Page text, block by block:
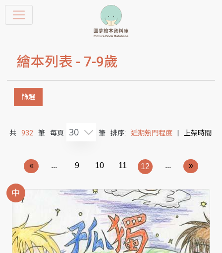
繪本列表 - 7-9歲
篩選
共 932 筆 每頁 30 筆 排序: 近期熱門程度 上架時間
« ... 9 10 11 12 ... »
中